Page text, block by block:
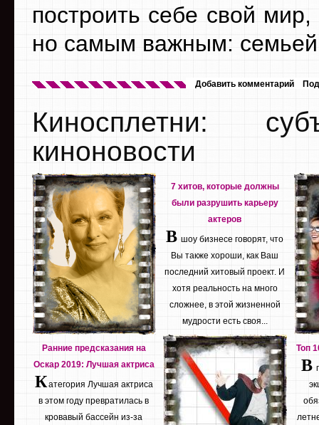
построить себе свой
но самым важным:
Добавить комментарий
Киносплетни:
киноновости
Ранние предсказания на
Оскар 2019: Лучшая актриса
Категория Лучшая актриса
в этом году превратилась в
кровавый бассейн из-за
7 хитов, которые должны
были разрушить карьеру
актеров
В шоу бизнесе говорят, что
Вы также хороши, как Ваш
последний хитовый проект. И
хотя реальность на много
сложнее, в этой жизненной
мудрости есть своя...
Топ
В